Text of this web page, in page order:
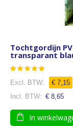
Tochtgordijn
transparant
Waardering:
85
100
€ 7,15
€ 8,65
In